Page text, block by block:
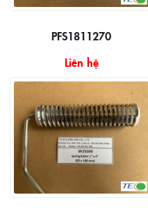
PFS1811270
Liên hệ